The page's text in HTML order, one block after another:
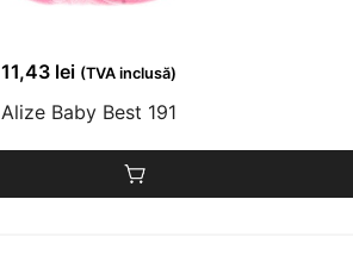
11,43 lei (TVA inclusă)
Alize Baby Best 191